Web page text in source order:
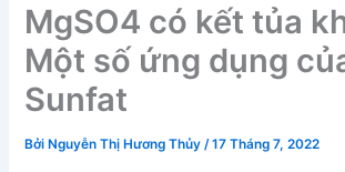
MgSO4 có kết tủa
Một số ứng dụng
Sunfat
Bởi Nguyễn Thị Hương Thủy/17 Tháng 7, 2022